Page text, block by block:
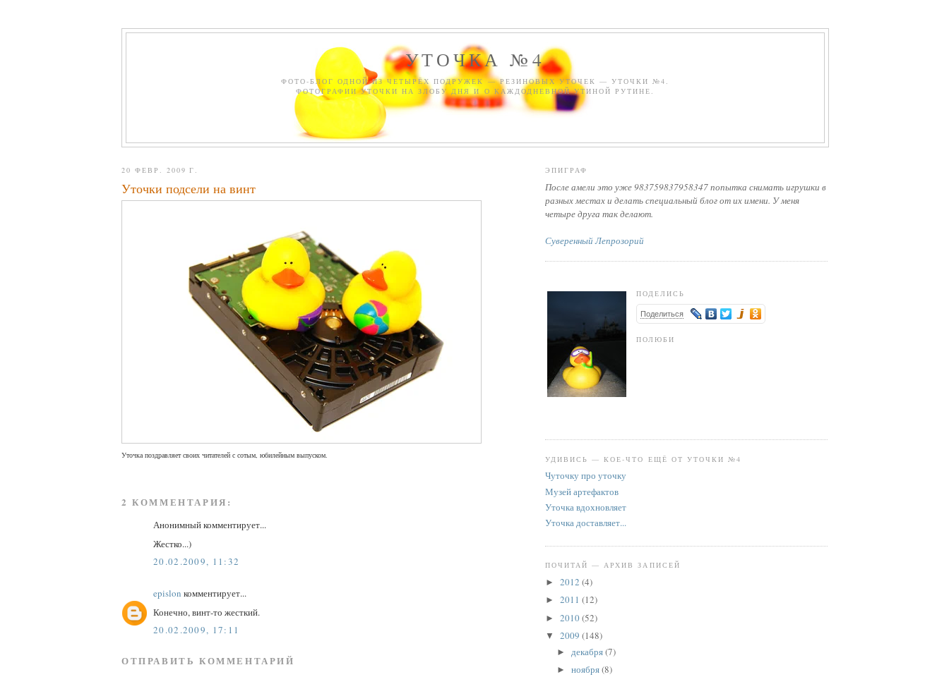
УТОЧКА №4
ФОТО-БЛОГ ОДНОЙ ИЗ ЧЕТЫРЁХ ПОДРУЖЕК — РЕЗИНОВЫХ УТОЧЕК — УТОЧКИ №4.
ФОТОГРАФИИ УТОЧКИ НА ЗЛОБУ ДНЯ И О КАЖДОДНЕВНОЙ УТИНОЙ РУТИНЕ.
20 ФЕВР. 2009 Г.
Уточки подсели на винт
Уточка поздравляет своих читателей с сотым, юбилейным выпуском.
2 КОММЕНТАРИЯ:
Анонимный комментирует...
Жестко...)
20.02.2009, 11:32
epislon комментирует...
Конечно, винт-то жесткий.
20.02.2009, 17:11
ОТПРАВИТЬ КОММЕНТАРИЙ
ЭПИГРАФ
После амели это уже 983759837958347 попытка снимать игрушки в
разных местах и делать специальный блог от их имени. У меня
четыре друга так делают.
Суверенный Лепрозорий
ПОДЕЛИСЬ
Поделиться
ПОЛЮБИ
УДИВИСЬ — КОЕ-ЧТО ЕЩЁ ОТ УТОЧКИ №4
Чуточку про уточку
Музей артефактов
Уточка вдохновляет
Уточка доставляет...
ПОЧИТАЙ — АРХИВ ЗАПИСЕЙ
► 2012 (4)
► 2011 (12)
► 2010(52)
▼ 2009 (148)
► декабря(7)
► ноября(8)